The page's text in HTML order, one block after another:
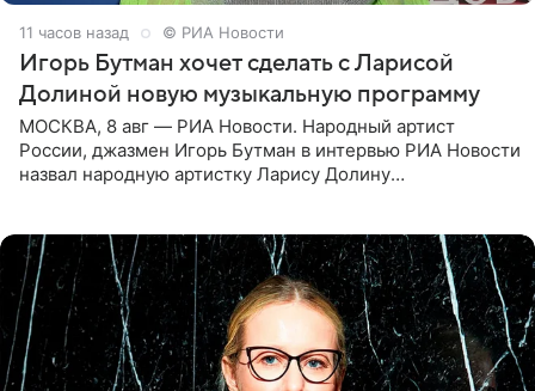
11 часов назад © РИА Новости
Игорь Бутман хочет сделать с Ларисой
Долиной новую музыкальную программу
МОСКВА, 8 авг — РИА Новости. Народный артист
России, джазмен Игорь Бутман в интервью РИА Новости
назвал народную артистку Ларису Долину